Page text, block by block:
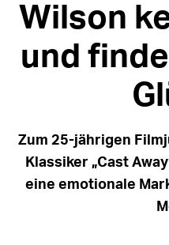
Wilson
und
Zum 25-jährigen
Klassiker „Cast
eine emotionale